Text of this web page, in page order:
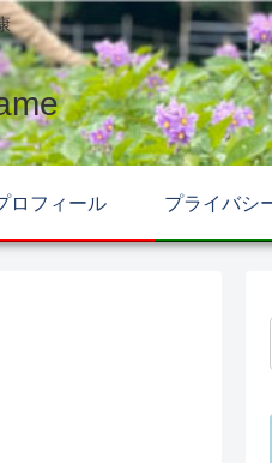
康
ロフィール プライバシ